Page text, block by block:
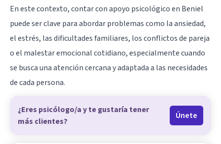
En este contexto, contar con apoyo psicológico en Beniel
puede ser clave para abordar problemas como la ansiedad,
el estrés, las dificultades familiares, los conflictos de pareja
o el malestar emocional cotidiano, especialmente cuando
se busca una atención cercana y adaptada a las necesidades
de cada persona.
¿Eres psicólogo/a y te gustaría tener
más clientes?
Únete